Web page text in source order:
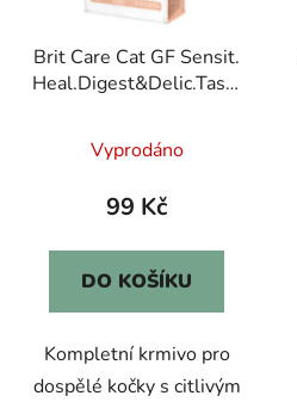
Brit Care Cat GF Sensit.
Heal.Digest&Delic.Taste
Vyprodáno
99 Kč
DO KOŠÍKU
Kompletní krmivo pro
dospělé kočky s citlivým